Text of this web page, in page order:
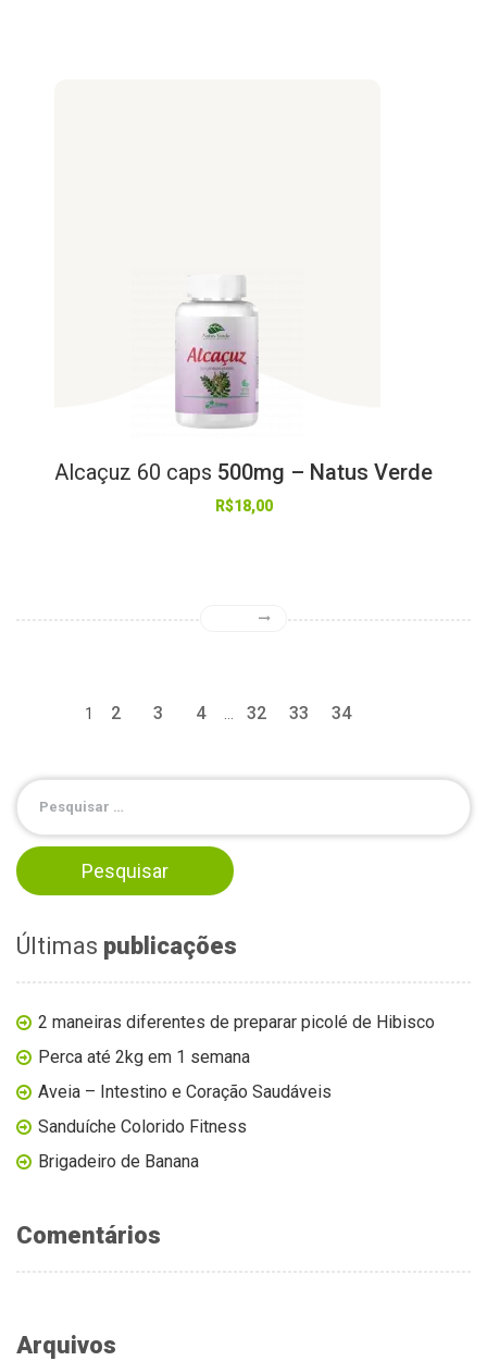
Alcaçuz 60 caps 500mg – Natus Verde
R$18,00
1 2 3 4 32 33 34
Últimas publicações
2 maneiras diferentes de preparar picolé de Hibisco
Perca até 2kg em 1 semana
Aveia – Intestino e Coração Saudáveis
Sanduíche Colorido Fitness
Brigadeiro de Banana
Comentários
Arquivos